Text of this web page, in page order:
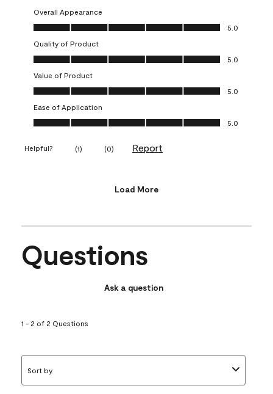
Overall Appearance
Overall Appearance, 5.0 out of 5
5.0
Quality of Product
Quality of Product, 5.0 out of 5
5.0
Value of Product
Value of Product, 5.0 out of 5
5.0
Ease of Application
Ease of Application, 5.0 out of 5
5.0
Helpful? (1) (0) Report
Load More
Questions
Ask a question
1 - 2 of 2 Questions
Sort by